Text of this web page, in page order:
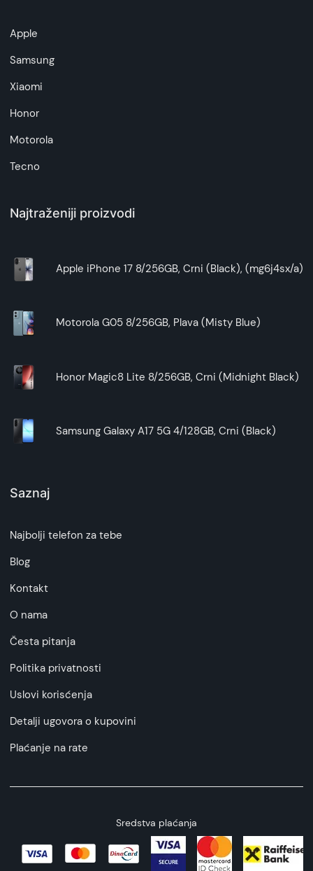
artikala budu što tačnije i detaljnije ali ne može
da garantuje da su svi podaci apsolutno ispravni.
Apple
Samsung
Xiaomi
Honor
Motorola
Tecno
Najtraženiji proizvodi
Apple iPhone 17 8/256GB, Crni (Black), (mg6j4sx/a)
Motorola G05 8/256GB, Plava (Misty Blue)
Honor Magic8 Lite 8/256GB, Crni (Midnight Black)
Samsung Galaxy A17 5G 4/128GB, Crni (Black)
Saznaj
Najbolji telefon za tebe
Blog
Kontakt
O nama
Česta pitanja
Politika privatnosti
Uslovi korisćenja
Detalji ugovora o kupovini
Plaćanje na rate
Sredstva plaćanja